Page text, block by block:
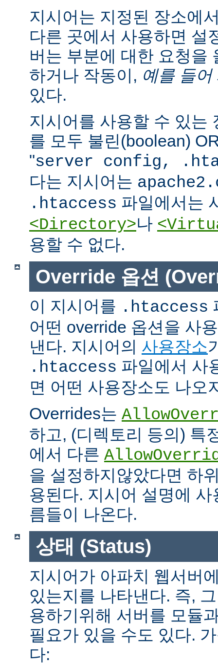
지시어는 지정된 장소에
다른 곳에서 사용하면 설
버는 부분에 대한 요청을
하거나 작동이, 예를 들어
있다.
지시어를 사용할 수 있는
를 모두 불린(boolean)
"server config,
다는 지시어는
.htaccess 파일에서는
<Directory>나
용할 수 없다.
Override 옵션
이 지시어를 .htaccess
어떤 override 옵션을 사
낸다. 지시어의 사용장소
.htaccess 파일에서 사
면 어떤 사용장소도 나오
Overrides는
하고, (디렉토리 등의) 특
에서 다른
을 설정하지않았다면 하
용된다. 지시어 설명에
름들이 나온다.
상태 (Status)
지시어가 아파치 웹서버
있는지를 나타낸다. 즉,
용하기위해 서버를 모듈
필요가 있을 수도 있다.
다: